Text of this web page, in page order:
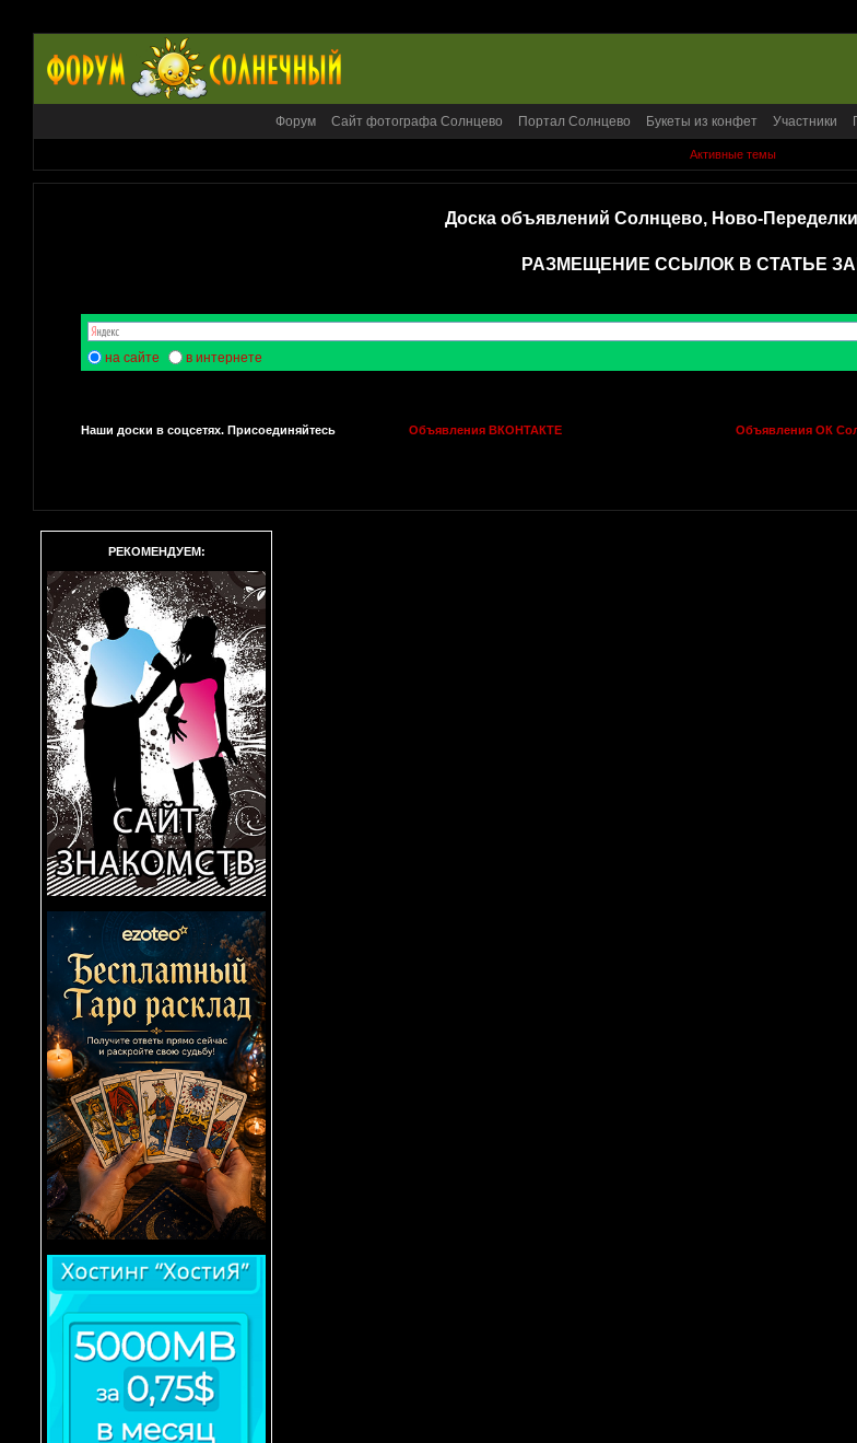
Форум Сайт фотографа Солнцево Портал Солнцево Букеты из конфет Участники
Активные темы
Доска объявлений Солнцево, Ново-
РАЗМЕЩЕНИЕ ССЫЛОК В СТАТЬЕ
на сайте в интернете
Наши доски в соцсетях. Присоединяйтесь Объявления ВКОНТАКТЕ Объявления ОК
РЕКОМЕНДУЕМ: